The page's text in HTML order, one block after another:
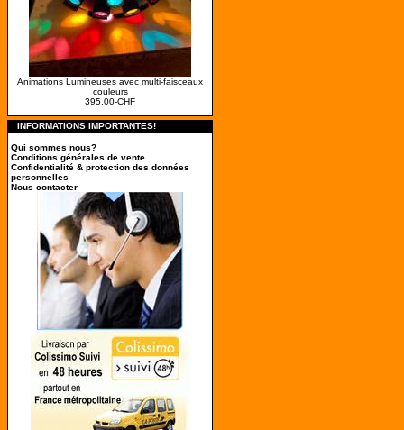
Animations Lumineuses avec multi-faisceaux
couleurs
395.00-CHF
INFORMATIONS IMPORTANTES!
Qui sommes nous?
Conditions générales de vente
Confidentialité & protection des données
personnelles
Nous contacter